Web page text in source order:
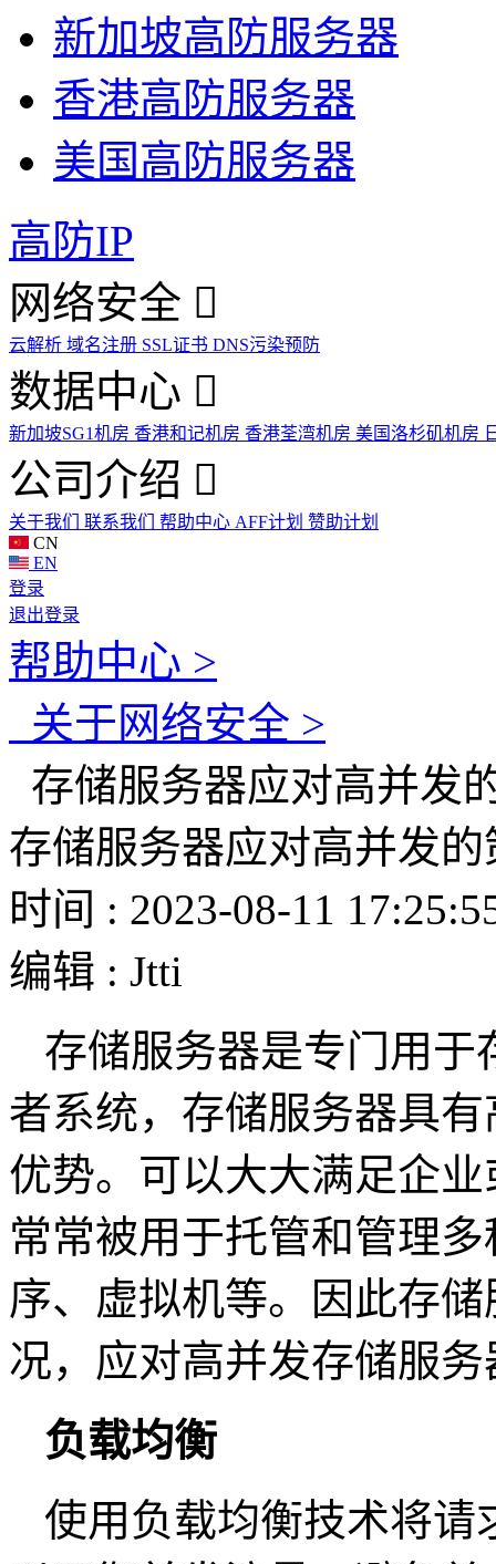
新加坡高防服务器
香港高防服务器
美国高防服务器
高防IP
网络安全
云解析 域名注册 SSL证书 DNS污染预防
数据中心
新加坡SG1机房 香港和记机房 香港荃湾机房 美国洛杉矶机房
公司介绍
关于我们 联系我们 帮助中心 AFF计划 赞助计划
CN
EN
登录
退出登录
帮助中心 >
关于网络安全 >
存储服务器应对高并发
存储服务器应对高并发
时间 : 2023-08-11
编辑 : Jtti
存储服务器是专门用于
者系统，存储服务器具
优势。可以大大满足企
常常被用于托管和管理
序、虚拟机等。因此存
况，应对高并发存储服
负载均衡
使用负载均衡技术将请